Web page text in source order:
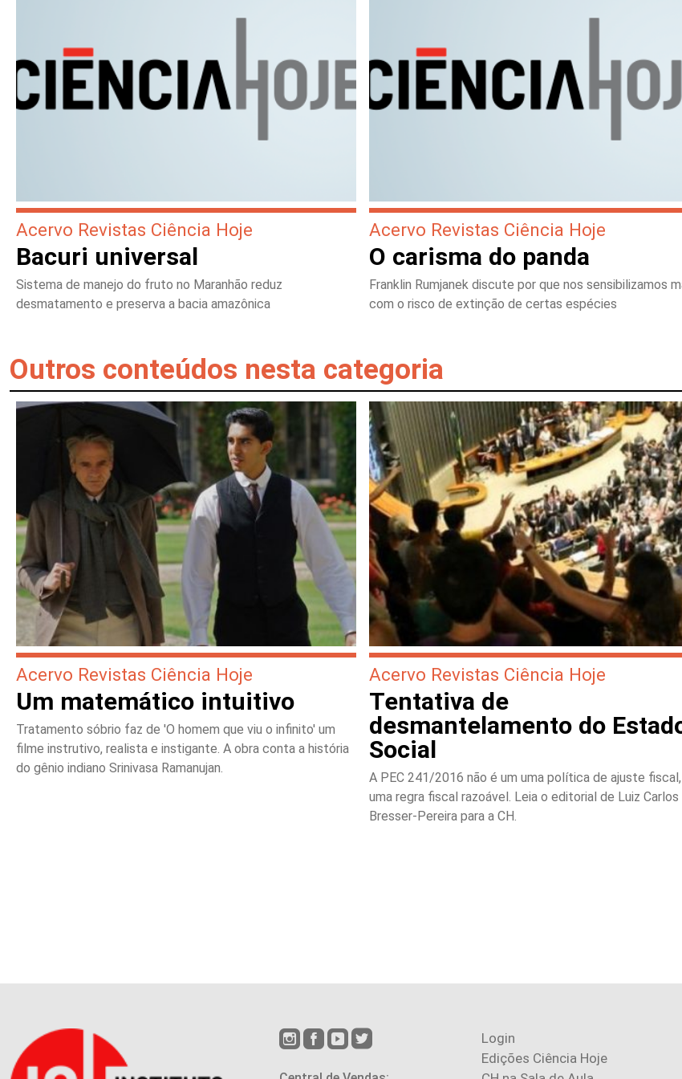
Acervo Revistas Ciência Hoje
Bacuri universal
Sistema de manejo do fruto no Maranhão reduz
desmatamento e preserva a bacia amazônica
Acervo Revistas Ciência Hoje
O carisma do panda
Franklin Rumjanek discute por que nos sensibilizamos
com o risco de extinção de certas espécies
Outros conteúdos nesta categoria
Acervo Revistas Ciência Hoje
Um matemático intuitivo
Tratamento sóbrio faz de 'O homem que viu o infinito' um
filme instrutivo, realista e instigante. A obra conta a história
do gênio indiano Srinivasa Ramanujan.
Acervo Revistas Ciência Hoje
Tentativa de
desmantelamento do
Social
A PEC 241/2016 não é um uma política de ajuste
uma regra fiscal razoável. Leia o editorial de Luiz Carlos
Bresser-Pereira para a CH.
Login
Edições Ciência Hoje